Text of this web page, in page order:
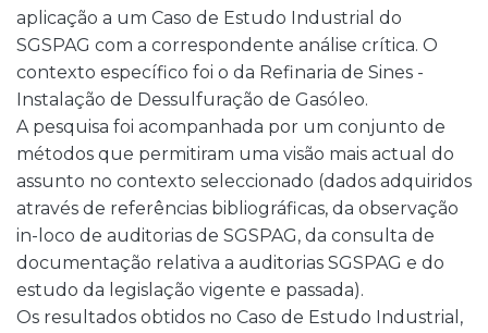
aplicação a um Caso de Estudo Industrial do
SGSPAG com a correspondente análise crítica. O
contexto específico foi o da Refinaria de Sines -
Instalação de Dessulfuração de Gasóleo.
A pesquisa foi acompanhada por um conjunto de
métodos que permitiram uma visão mais actual do
assunto no contexto seleccionado (dados adquiridos
através de referências bibliográficas, da observação
in-loco de auditorias de SGSPAG, da consulta de
documentação relativa a auditorias SGSPAG e do
estudo da legislação vigente e passada).
Os resultados obtidos no Caso de Estudo Industrial,